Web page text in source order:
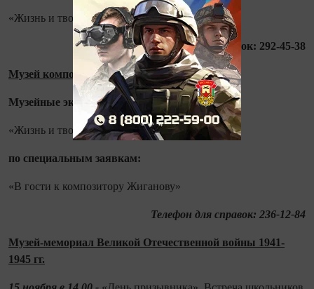
«Жизнь и творчество Г.Исхаки»
Телефон для справок: 292-45-38
Музей композитора Н.Г. Жиганова:
Музейные экспозиции и выставки:
«Жизнь и творчество Н. Жиганова»
по специальным заявкам:
«В гости к композитору Жиганову»
Телефон для справок: 236-12-84
Музей-мемориал Великой Отечественной войны 1941-
1945 гг.